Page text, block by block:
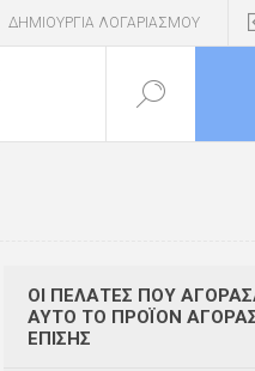
ΔΗΜΙΟΥΡΓΙΑ ΛΟΓΑΡΙΑΣΜΟΥ
ΟΙ ΠΕΛΆΤΕΣ ΠΟΥ
ΑΥΤΌ ΤΟ ΠΡΟΪΌΝ
ΕΠΊΣΗΣ